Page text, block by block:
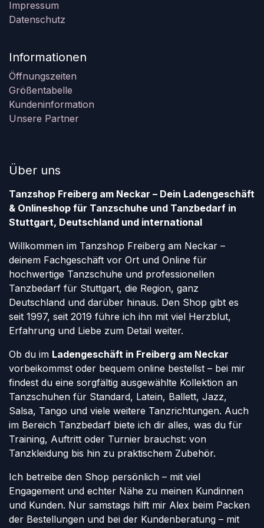
Impressum
Datenschutz
Informationen
Öffnungszeiten
Größentabelle
Kundeninformation
Unsere Partner
Über uns
Tanzshop Freiberg am Neckar – Dein Ladengeschäft
& Onlineshop für Tanzschuhe und Tanzbedarf in
Stuttgart, Deutschland und international
Willkommen im Tanzshop Freiberg am Neckar –
deinem Fachgeschäft vor Ort und Online für
hochwertige Tanzschuhe und professionellen
Tanzbedarf für Stuttgart, die Region, ganz
Deutschland und darüber hinaus. Den Shop gibt es
seit 1997, seit 2019 führe ich ihn mit viel Herzblut,
Erfahrung und Liebe zum Detail weiter.
Ob du im Ladengeschäft in Freiberg am Neckar
vorbeikommst oder bequem online bestellst – bei mir
findest du eine sorgfältig ausgewählte Kollektion an
Tanzschuhen für Standard, Latein, Ballett, Jazz,
Salsa, Tango und viele weitere Tanzrichtungen. Auch
im Bereich Tanzbedarf biete ich dir alles, was du für
Training, Auftritt oder Turnier brauchst: von
Tanzkleidung bis hin zu praktischem Zubehör.
Ich betreibe den Shop persönlich – mit viel
Engagement und echter Nähe zu meinen Kundinnen
und Kunden. Nur samstags hilft mir Alex beim Packen
der Bestellungen und bei der Kundenberatung – mit